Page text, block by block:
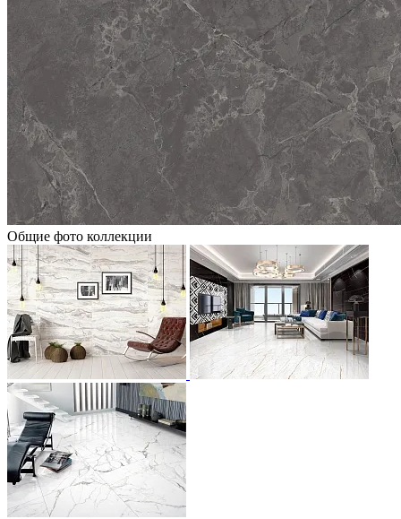
Общие фото коллекции